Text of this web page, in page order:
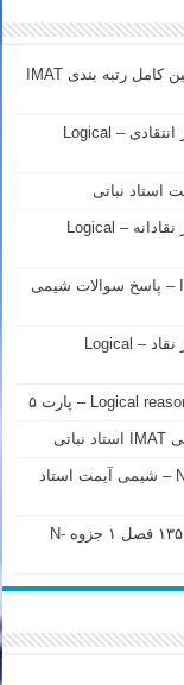
نحوه رتبه بندی داوطلبان در آزمون آیمت ایتالیا؛ قوانین کامل رتبه بندی IMAT
نمونه سوالات آیمت ایتالیا – استدلال و منطق – تفکر انتقادی – Logical
استاد نباتی
نمونه سوالات آیمت ایتالیا – استدلال و منطق – تفکر نقادانه – Logical
پاسخ سوالات آیمت ۲۰۲۵ ایتالیا – آزمون IMAT 2025 – پاسخ سوالات شیمی
نمونه سوالات آیمت ایتالیا – استدلال و منطق – تفکر نقاد – Logical
آیمت ایتالیا – پاسخ سوال ۲۴۳ فصل ۲ جزوه N-Chem – شیمی آیمت استاد
Subatomic particles – valence electrons – سوال ۱۳۵ فصل ۱ جزوه N-